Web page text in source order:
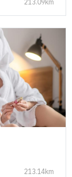
213.09km
213.14km